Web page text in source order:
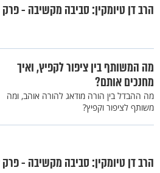
הרב דן טיומקין: סביבה מקשיבה - פרק 10
מה המשותף בין ציפור לקפיץ, ואיך
מחנכים אותם?
מה ההבדל בין הורה מודאג להורה אוהב, ומה
משותף לציפור וקפיץ?
הרב דן טיומקין: סביבה מקשיבה - פרק 9